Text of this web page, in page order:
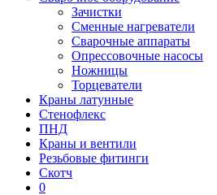
Зачистки
Сменные нагреватели
Сварочные аппараты
Опрессовочные насосы
Ножницы
Торцеватели
Краны латунные
Стенофлекс
ПНД
Краны и вентили
Резьбовые фитинги
Скотч
0